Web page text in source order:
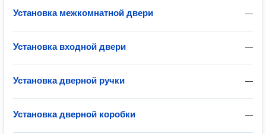
—
Установка межкомнатной двери
—
Установка входной двери
—
Установка дверной ручки
—
Установка дверной коробки